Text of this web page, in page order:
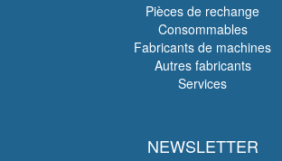
Pièces de rechange
Consommables
Fabricants de machines
Autres fabricants
Services
NEWSLETTER